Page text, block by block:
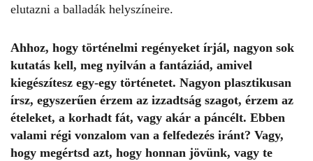
elutazni a balladák helyszíneire.
Ahhoz, hogy történelmi regényeket írjál, nagyon sok
kutatás kell, meg nyilván a fantáziád, amivel
kiegészítesz egy-egy történetet. Nagyon plasztikusan
írsz, egyszerűen érzem az izzadtság szagot, érzem az
ételeket, a korhadt fát, vagy akár a páncélt. Ebben
valami régi vonzalom van a felfedezés iránt? Vagy,
hogy megértsd azt, hogy honnan jövünk, vagy te